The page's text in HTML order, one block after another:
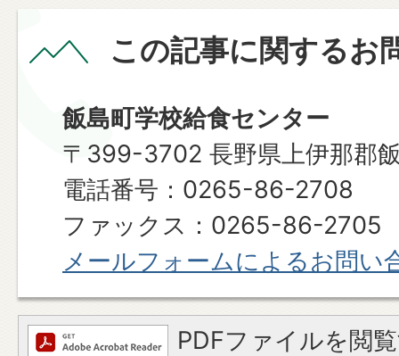
この記事に関するお
飯島町学校給食センター
〒399-3702 長野県上伊那郡
電話番号：0265-86-2708
ファックス：0265-86-2705
メールフォームによるお問い
PDFファイルを閲